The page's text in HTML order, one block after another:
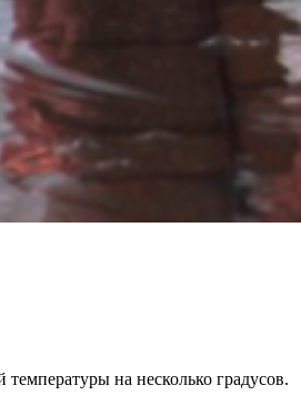
на несколько градусов.